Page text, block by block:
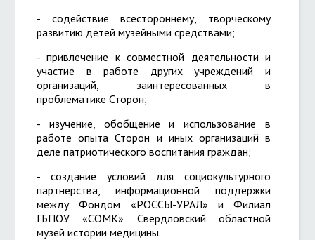
- содействие всестороннему, творческому
развитию детей музейными средствами;
- привлечение к совместной деятельности и
участие в работе других учреждений и
организаций, заинтересованных в
проблематике Сторон;
- изучение, обобщение и использование в
работе опыта Сторон и иных организаций в
деле патриотического воспитания граждан;
- создание условий для социокультурного
партнерства, информационной поддержки
между Фондом «РОССЫ-УРАЛ» и Филиал
ГБПОУ «СОМК» Свердловский областной
музей истории медицины.